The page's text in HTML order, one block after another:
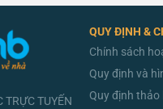
TRỰC TUYẾN
QUY ĐỊNH &
Chính sách
Quy định và
Quy định thảo